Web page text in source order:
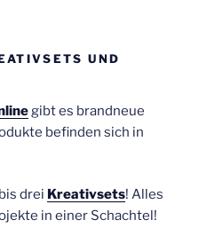
UND
gibt es brandneue
befinden sich in
drei Kreativsets! Alles
in einer Schachtel!